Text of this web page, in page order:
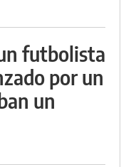
futbolista
por un
un